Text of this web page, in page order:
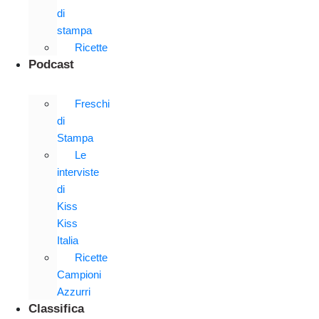
di
stampa
Ricette
Podcast
Freschi
di
Stampa
Le
interviste
di
Kiss
Kiss
Italia
Ricette
Campioni
Azzurri
Classifica